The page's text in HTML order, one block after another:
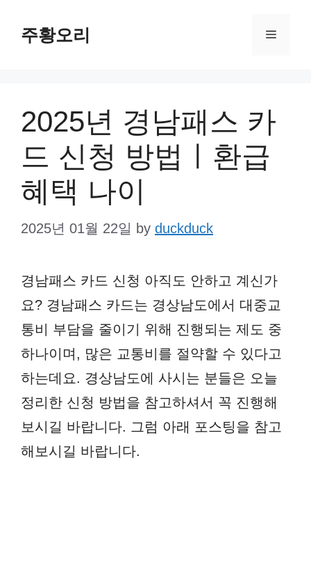
주황오리 Menu
2025년 경남패스 카
드 신청 방법ㅣ환급
혜택 나이
2025년 01월 22일 by duckduck
경남패스 카드 신청 아직도 안하고 계신가
요? 경남패스 카드는 경상남도에서 대중교
통비 부담을 줄이기 위해 진행되는 제도 중
하나이며, 많은 교통비를 절약할 수 있다고
하는데요. 경상남도에 사시는 분들은 오늘
정리한 신청 방법을 참고하셔서 꼭 진행해
보시길 바랍니다. 그럼 아래 포스팅을 참고
해보시길 바랍니다.